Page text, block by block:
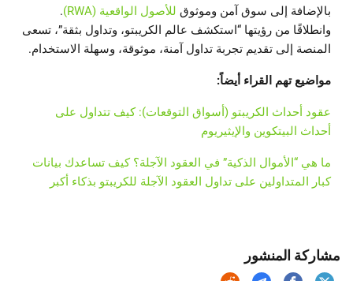
بالإضافة إلى سوق آمن وموثوق للأصول الواقعية (RWA)
.
وانطلاقًا من رؤيتها “استكشف عالم الكريبتو، وتداول بثقة”، تسعى
المنصة إلى تقديم تجربة تداول آمنة، موثوقة، وسهلة الاستخدام.
مواضيع تهم القراء أيضاً:
عقود أحداث الكريبتو (أسواق التوقعات): كيف تتداول على
أحداث البيتكوين والإيثيريوم
ما هي “الأموال الذكية” في العقود الآجلة؟ كيف تساعدك بيانات
كبار المتداولين على تداول العقود الآجلة للكريبتو بذكاء أكبر
مشاركة المنشور